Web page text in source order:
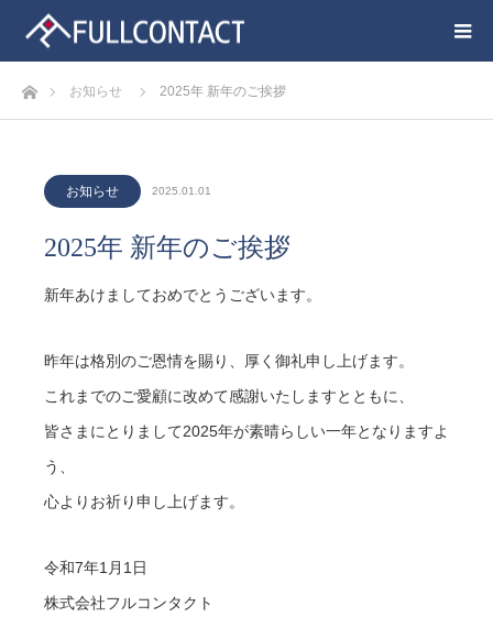
ホームお知らせ 2025年 新年のご挨拶
お知らせ 2025.01.01
2025年 新年のご挨拶
新年あけましておめでとうございます。
昨年は格別のご恩情を賜り、厚く御礼申し上げます。
これまでのご愛顧に改めて感謝いたしますとともに、
皆さまにとりまして2025年が素晴らしい一年となりますよ
う、
心よりお祈り申し上げます。
令和7年1月1日
株式会社フルコンタクト